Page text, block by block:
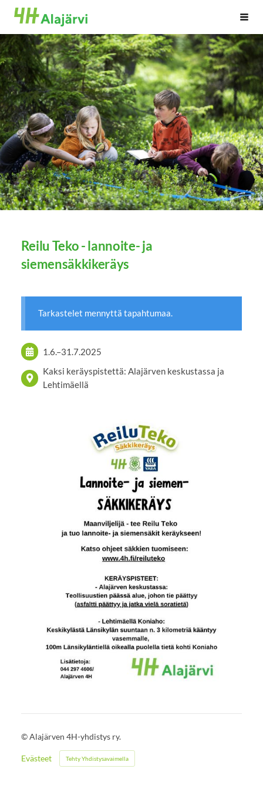
Siirry
sivun
sisältöön
Alajärven 4H-yhdistys ry.
Reilu Teko - lannoite- ja
siemensäkkikeräys
Tarkastelet mennyttä tapahtumaa.
1.6.–31.7.2025
Kaksi keräyspistettä: Alajärven keskustassa ja
Lehtimäellä
©Alajärven 4H-yhdistys ry.
Evästeet Tehty Yhdistysavaimella